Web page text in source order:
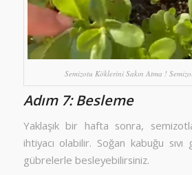
Semizotu Köklerini Sakın Atma !
Adım 7: Besleme
Yaklaşık bir hafta sonra,
ihtiyacı olabilir. Soğan kabuğu
gübrelerle besleyebilirsiniz.